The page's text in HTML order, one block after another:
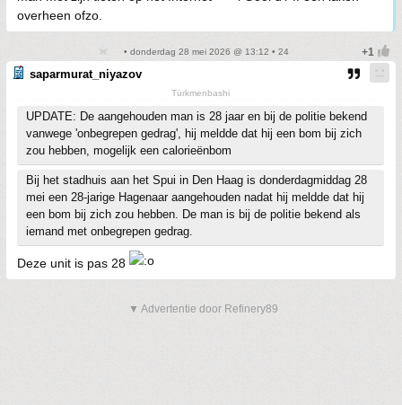
overheen ofzo.
• donderdag 28 mei 2026 @ 13:12 • 24
saparmurat_niyazov
Türkmenbashi
UPDATE: De aangehouden man is 28 jaar en bij de politie bekend
vanwege 'onbegrepen gedrag', hij meldde dat hij een bom bij zich
zou hebben, mogelijk een calorieënbom
Bij het stadhuis aan het Spui in Den Haag is donderdagmiddag 28
mei een 28-jarige Hagenaar aangehouden nadat hij meldde dat hij
een bom bij zich zou hebben. De man is bij de politie bekend als
iemand met onbegrepen gedrag.
Deze unit is pas 28
▼ Advertentie door Refinery89